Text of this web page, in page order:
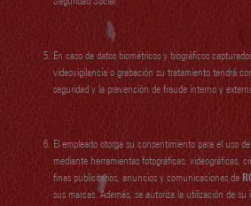
En caso de datos biométricos y biográficos
videovigilancia o grabación su tratamiento tendrá
seguridad y la prevención de fraude interno y
El empleado otorga su consentimiento para el uso
mediante herramientas fotográficas, videográficas,
fines publicitarios, anuncios y comunicaciones de
sus marcas. Además, se autoriza la utilización de